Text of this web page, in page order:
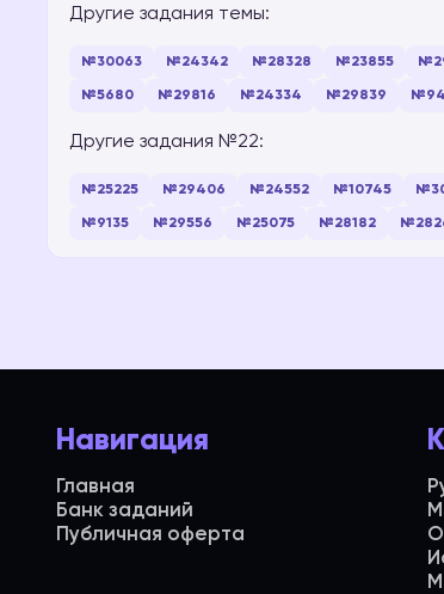
Другие задания темы:
№30063 №24342 №28328 №23855
№5680 №29816 №24334 №29839
Другие задания №22:
№25225 №29406 №24552 №10745
№9135 №29556 №25075 №28182
Навигация
Главная
Банк заданий
Публичная оферта